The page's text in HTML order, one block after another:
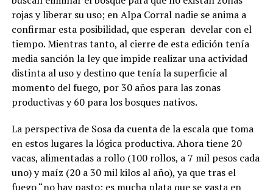
rojas y liberar su uso; en Alpa Corral nadie se anima a
confirmar esta posibilidad, que esperan develar con el
tiempo. Mientras tanto, al cierre de esta edición tenía
media sanción la ley que impide realizar una actividad
distinta al uso y destino que tenía la superficie al
momento del fuego, por 30 años para las zonas
productivas y 60 para los bosques nativos.
La perspectiva de Sosa da cuenta de la escala que toma
en estos lugares la lógica productiva. Ahora tiene 20
vacas, alimentadas a rollo (100 rollos, a 7 mil pesos cada
uno) y maíz (20 a 30 mil kilos al año), ya que tras el
fuego “no hay pasto; es mucha plata que se gasta en